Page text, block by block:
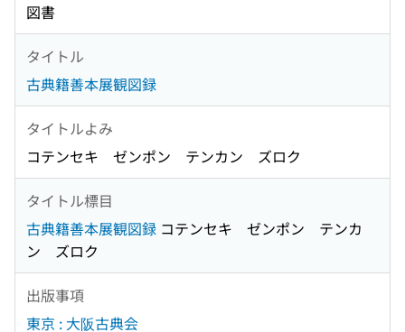
図書
タイトル
古典籍善本展観図録
タイトルよみ
コテンセキ ゼンポン テンカン ズロク
タイトル標目
古典籍善本展観図録 コテンセキ ゼンポン テンカ
ン ズロク
出版事項
東京 : 大阪古典会